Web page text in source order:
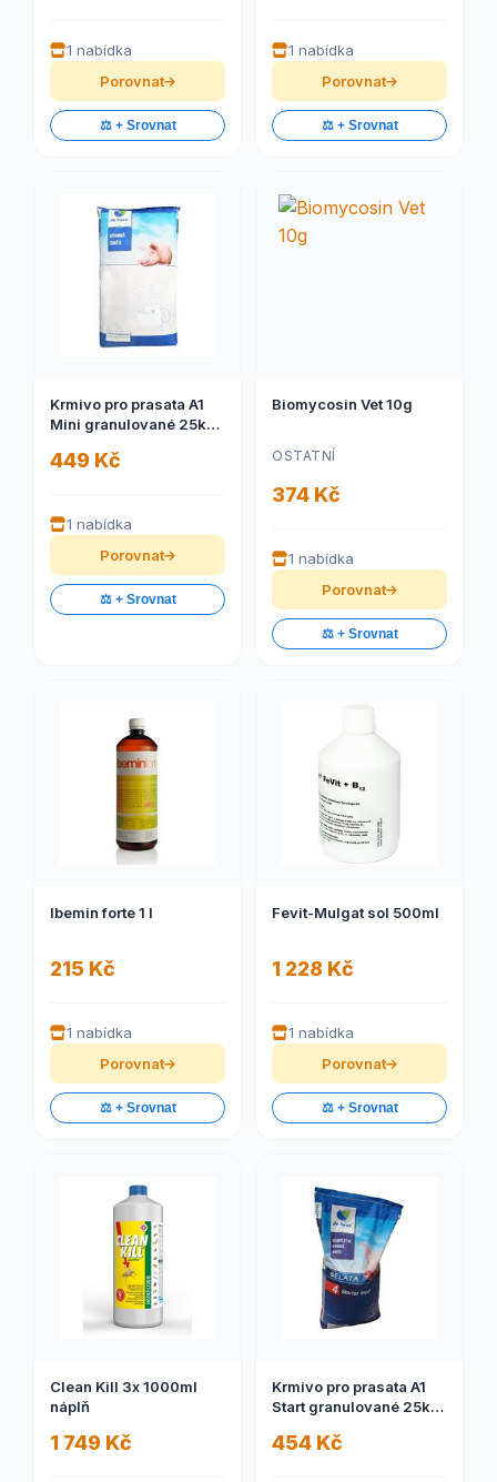
1 nabídka
Porovnat
⚖️ + Srovnat
1 nabídka
Porovnat
⚖️ + Srovnat
Krmivo pro prasata A1
Mini granulované 25kg
449 Kč
1 nabídka
Porovnat
⚖️ + Srovnat
Biomycosin Vet 10g
OSTATNÍ
374 Kč
1 nabídka
Porovnat
⚖️ + Srovnat
Ibemin forte 1 l
215 Kč
1 nabídka
Porovnat
⚖️ + Srovnat
Fevit-Mulgat sol 500ml
1 228 Kč
1 nabídka
Porovnat
⚖️ + Srovnat
Clean Kill 3x 1000ml
náplň
1 749 Kč
Krmivo pro prasata A1
Start granulované 25kg
454 Kč